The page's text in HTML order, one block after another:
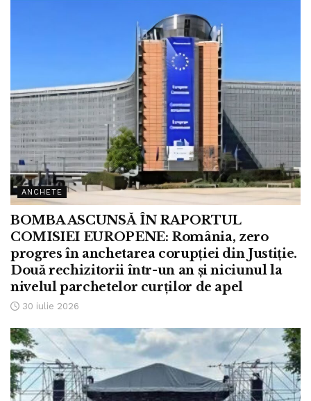
ANCHETE
BOMBA ASCUNSĂ ÎN RAPORTUL
COMISIEI EUROPENE: România, zero
progres în anchetarea corupției din Justiție.
Două rechizitorii într-un an și niciunul la
nivelul parchetelor curților de apel
30 iulie 2026